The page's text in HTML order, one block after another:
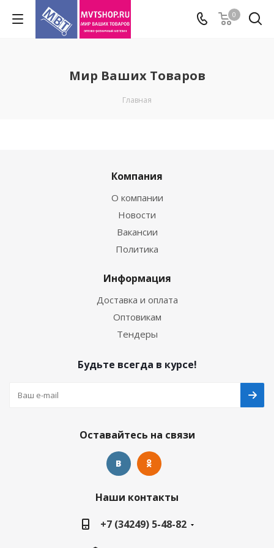
0
Мир Ваших Товаров
Главная
Компания
О компании
Новости
Вакансии
Политика
Информация
Доставка и оплата
Оптовикам
Тендеры
Будьте всегда в курсе!
Оставайтесь на связи
Наши контакты
+7 (34249) 5-48-82